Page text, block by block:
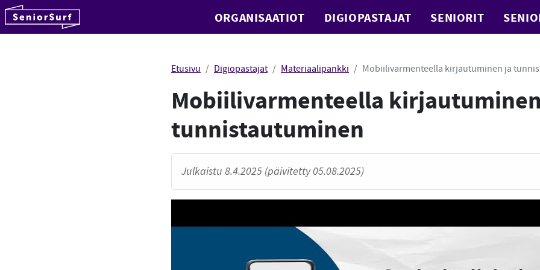
Hyppää sisältöön ORGANISAATIOT DIGIOPASTAJAT SENIORIT
Etusivu Digiopastajat Materiaalipankki Mobiilivarmenteella kirjautuminen ja
Mobiilivarmenteella
tunnistautuminen
Julkaistu 8.4.2025 (päivitetty 05.08.2025)